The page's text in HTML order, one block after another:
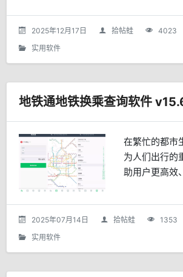
2025年12月17日 拾帖蛙 4023
实用软件
在繁忙的都市
为人们出行的
助用户更高效
一款多城市轨
它凭借强大的
2025年07月14日 拾帖蛙 1353
实用软件